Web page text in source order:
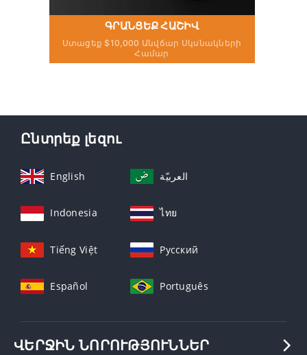
ԳՐԱՆՑԵՔ ՀԱՇԻՎ
Ստացեք $10,000 Անվճար Սկսնակների
Համար
Ընտրեք լեզու
English العربيّة
Indonesia ไทย
Tiếng Việt Русский
Español Português
ՎԵՐՋԻՆ ՆՈՐՈՒԹՅՈՒՆՆԵՐ